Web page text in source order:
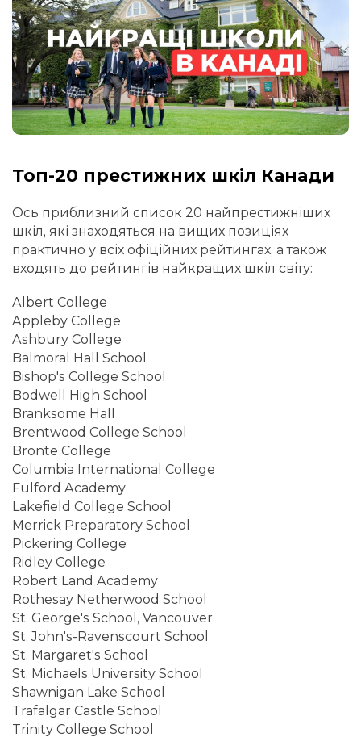
Топ-20 престижних шкіл Канади
Ось приблизний список 20 найпрестижніших
шкіл, які знаходяться на вищих позиціях
практично у всіх офіційних рейтингах, а також
входять до рейтингів найкращих шкіл світу:
Albert College
Appleby College
Ashbury College
Balmoral Hall School
Bishop's College School
Bodwell High School
Branksome Hall
Brentwood College School
Bronte College
Columbia International College
Fulford Academy
Lakefield College School
Merrick Preparatory School
Pickering College
Ridley College
Robert Land Academy
Rothesay Netherwood School
St. George's School, Vancouver
St. John's-Ravenscourt School
St. Margaret's School
St. Michaels University School
Shawnigan Lake School
Trafalgar Castle School
Trinity College School